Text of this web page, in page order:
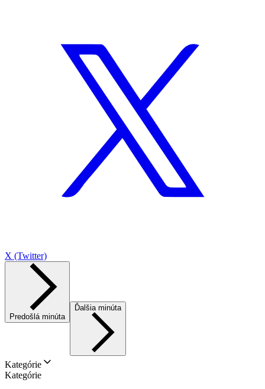
X (Twitter)
Predošlá minúta
Ďalšia minúta
Kategórie
Kategórie